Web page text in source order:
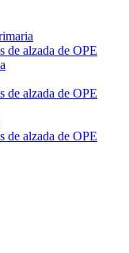
de alzada de OPE
de alzada de OPE
de alzada de OPE